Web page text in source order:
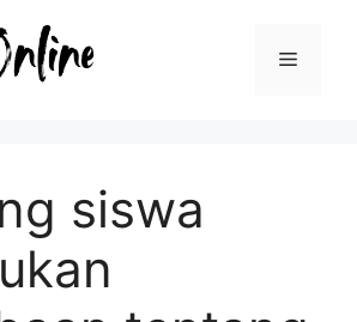
Menu
siswa